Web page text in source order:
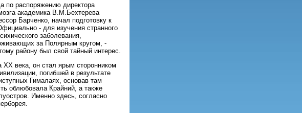
по распоряжению директора
академика В.М.Бехтерева
Барченко, начал подготовку к
- для изучения странного
заболевания,
за Полярным кругом, -
району был свой тайный интерес.
века, он стал ярым сторонником
погибшей в результате
Гималаях, основав там
облюбовала Крайний, а также
Именно здесь, согласно